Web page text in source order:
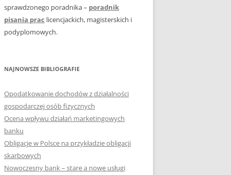
sprawdzonego poradnika – poradnik
pisania prac licencjackich, magisterskich i
podyplomowych.
NAJNOWSZE BIBLIOGRAFIE
Opodatkowanie dochodów z działalności
gospodarczej osób fizycznych
Ocena wpływu działań marketingowych
banku
Obligacje w Polsce na przykładzie obligacji
skarbowych
Nowoczesny bank – stare a nowe usługi